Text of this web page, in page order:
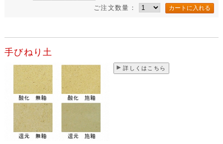
ご注文数量：
手びねり土
詳しくはこちら